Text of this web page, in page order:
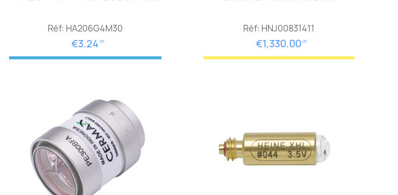
Réf: HA206G4M30
€3.24 HT
Réf: HNJ00831411
€1,330.00 HT